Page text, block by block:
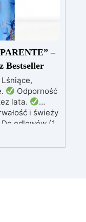
–
Bestseller
Odporność
lata.
i świeży
odlewów (1
i dzieł
lepkość, brak